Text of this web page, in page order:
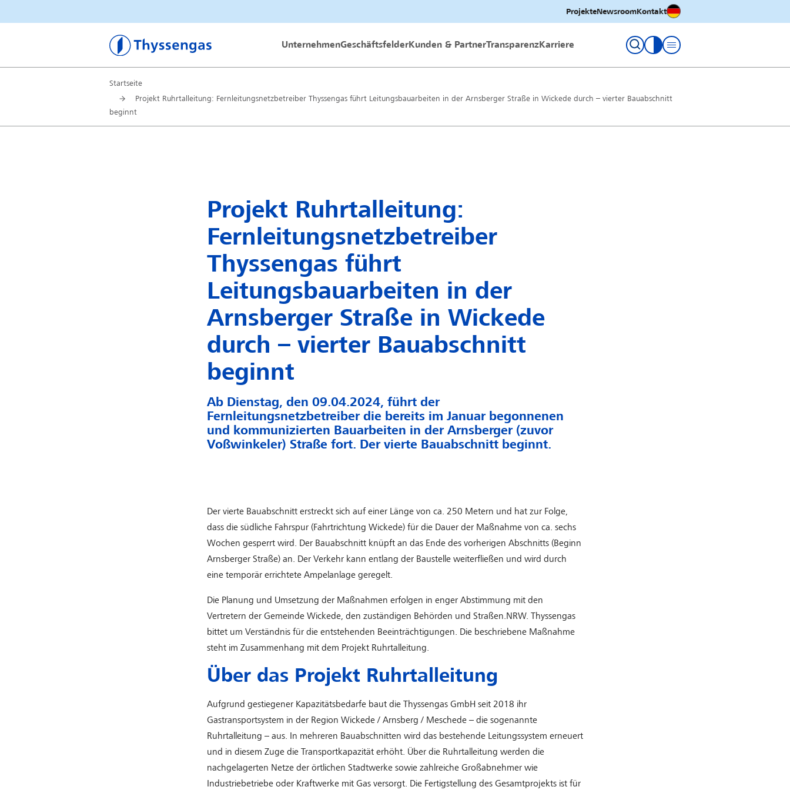
ProjekteNewsroomKontaktDeutsch
Thyssengas GmbHUnternehmenGeschäftsfelder Kunden & PartnerTransparenz Karriere
Kontrastmodus umschalten
Startseite
Projekt Ruhrtalleitung: Fernleitungsnetzbetreiber Thyssengas führt Leitungsbauarbeiten in der Arnsberger Straße in Wickede durch – vierter Bauabschnitt
beginnt
Projekt Ruhrtalleitung:
Fernleitungsnetzbetreiber
Thyssengas führt
Leitungsbauarbeiten in der
Arnsberger Straße in Wickede
durch – vierter Bauabschnitt
beginnt
Ab Dienstag, den 09.04.2024, führt der
Fernleitungsnetzbetreiber die bereits im Januar begonnenen
und kommunizierten Bauarbeiten in der Arnsberger (zuvor
Voßwinkeler) Straße fort. Der vierte Bauabschnitt beginnt.
Der vierte Bauabschnitt erstreckt sich auf einer Länge von ca. 250 Metern und hat zur Folge,
dass die südliche Fahrspur (Fahrtrichtung Wickede) für die Dauer der Maßnahme von ca. sechs
Wochen gesperrt wird. Der Bauabschnitt knüpft an das Ende des vorherigen Abschnitts (Beginn
Arnsberger Straße) an. Der Verkehr kann entlang der Baustelle weiterfließen und wird durch
eine temporär errichtete Ampelanlage geregelt.
Die Planung und Umsetzung der Maßnahmen erfolgen in enger Abstimmung mit den
Vertretern der Gemeinde Wickede, den zuständigen Behörden und Straßen.NRW. Thyssengas
bittet um Verständnis für die entstehenden Beeinträchtigungen. Die beschriebene Maßnahme
steht im Zusammenhang mit dem Projekt Ruhrtalleitung.
Über das Projekt Ruhrtalleitung
Aufgrund gestiegener Kapazitätsbedarfe baut die Thyssengas GmbH seit 2018 ihr
Gastransportsystem in der Region Wickede / Arnsberg / Meschede – die sogenannte
Ruhrtalleitung – aus. In mehreren Bauabschnitten wird das bestehende Leitungssystem erneuert
und in diesem Zuge die Transportkapazität erhöht. Über die Ruhrtalleitung werden die
nachgelagerten Netze der örtlichen Stadtwerke sowie zahlreiche Großabnehmer wie
Industriebetriebe oder Kraftwerke mit Gas versorgt. Die Fertigstellung des Gesamtprojekts ist für